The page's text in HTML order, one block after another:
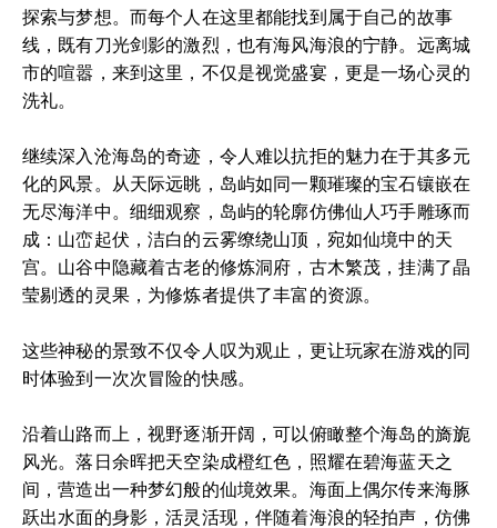
探索与梦想。而每个人在这里都能找到属于自己的故事
线，既有刀光剑影的激烈，也有海风海浪的宁静。远离城
市的喧嚣，来到这里，不仅是视觉盛宴，更是一场心灵的
洗礼。
继续深入沧海岛的奇迹，令人难以抗拒的魅力在于其多元
化的风景。从天际远眺，岛屿如同一颗璀璨的宝石镶嵌在
无尽海洋中。细细观察，岛屿的轮廓仿佛仙人巧手雕琢而
成：山峦起伏，洁白的云雾缭绕山顶，宛如仙境中的天
宫。山谷中隐藏着古老的修炼洞府，古木繁茂，挂满了晶
莹剔透的灵果，为修炼者提供了丰富的资源。
这些神秘的景致不仅令人叹为观止，更让玩家在游戏的同
时体验到一次次冒险的快感。
沿着山路而上，视野逐渐开阔，可以俯瞰整个海岛的旖旎
风光。落日余晖把天空染成橙红色，照耀在碧海蓝天之
间，营造出一种梦幻般的仙境效果。海面上偶尔传来海豚
跃出水面的身影，活灵活现，伴随着海浪的轻拍声，仿佛